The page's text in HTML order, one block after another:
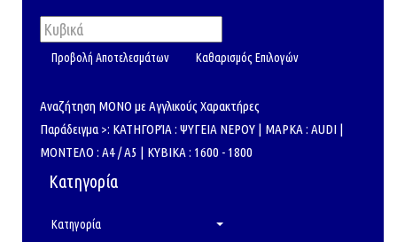
Αναζήτηση ΜΟΝΟ με Αγγλικούς Χαρακτήρες
Παράδειγμα >: ΚΑΤΗΓΟΡΊΑ : ΨΥΓΕΙΑ ΝΕΡΟΥ | ΜΑΡΚΑ : AUDI |
ΜΟΝΤΕΛΟ : A4 / A5 | ΚΥΒΙΚΑ : 1600 - 1800
Κατηγορία
Κατηγορία